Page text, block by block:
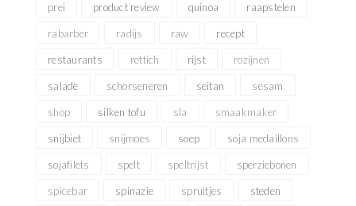
prei product review quinoa raapstelen
rabarber radijs raw recept
restaurants rettich rijst rozijnen
salade schorseneren seitan sesam
shop silken tofu sla smaakmaker
snijbiet snijmoes soep soja medaillons
sojafilets spelt speltrijst sperziebonen
spicebar spinazie spruitjes steden